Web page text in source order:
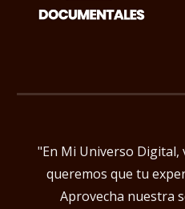
"En Mi Universo
queremos que tu
Aprovecha nuestra